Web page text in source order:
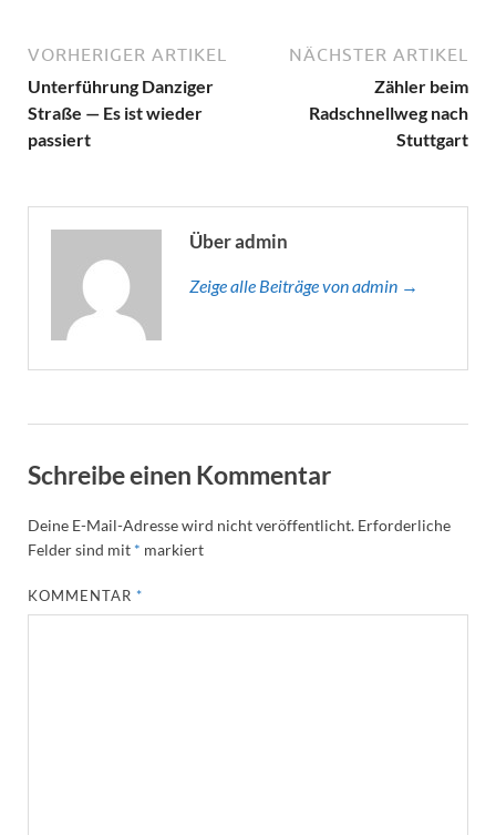
VORHERIGER ARTIKEL
Unterführung Danziger
Straße — Es ist wieder
passiert
NÄCHSTER ARTIKEL
Zähler beim
Radschnellweg nach
Stuttgart
Über admin
Zeige alle Beiträge von admin →
Schreibe einen Kommentar
Deine E-Mail-Adresse wird nicht veröffentlicht. Erforderliche
Felder sind mit * markiert
KOMMENTAR*